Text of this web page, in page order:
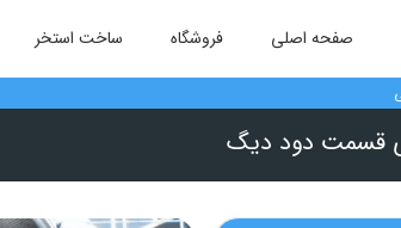
صفحه اصلی فروشگاه ساخت استخر
قسمت دود دیگ